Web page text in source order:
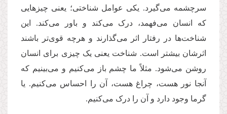
سرچشمه می‌گیرد. یکی عوامل شناختی؛ یعنی چیزهایی
که انسان می‌فهمد، درک می‌کند و باور می‌کند. این
شناخت‌ها در رفتار اثر می‌گذارند و هرچه قوی‌تر باشند
اثرشان بیشتر است. شناخت یعنی یک چیزی برای انسان
روشن می‌شود. مثلاً ما چشم باز می‌کنیم و می‌بینیم که
آنجا نور هست، چراغ هست، آن را احساس می‌کنیم. یا
گرما وجود دارد و آن را درک می‌کنیم.